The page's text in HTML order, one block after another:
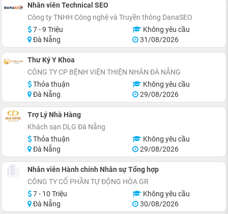
Nhân viên Technical SEO
Công ty TNHH Công nghệ và Truyền thông DanaSEO
7 - 9 Triệu
Không yêu cầu
Đà Nẵng
31/08/2026
Thư Ký Y Khoa
CÔNG TY CP BỆNH VIỆN THIỆN NHÂN ĐÀ NẴNG
Thỏa thuận
Không yêu cầu
Đà Nẵng
29/08/2026
Trợ Lý Nhà Hàng
Khách sạn DLG Đà Nẵng
Thỏa thuận
Không yêu cầu
Đà Nẵng
29/08/2026
Nhân viên Hành chính Nhân sự Tổng hợp
CÔNG TY CỔ PHẦN TỰ ĐỘNG HÓA GR
7 - 10 Triệu
Không yêu cầu
Đà Nẵng
30/08/2026